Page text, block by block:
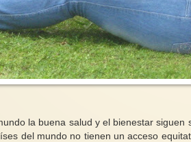
la buena salud y el bienestar siguen
del mundo no tienen un acceso